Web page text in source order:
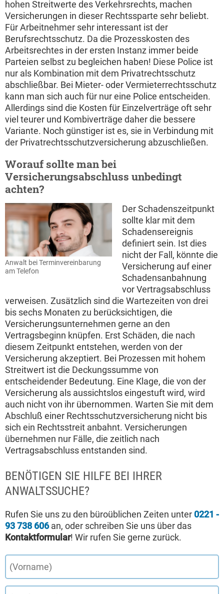
hohen Streitwerte des Verkehrsrechts, machen
Versicherungen in dieser Rechtssparte sehr beliebt.
Für Arbeitnehmer sehr interessant ist der
Berufsrechtsschutz. Da die Prozesskosten des
Arbeitsrechtes in der ersten Instanz immer beide
Parteien selbst zu begleichen haben! Diese Police ist
nur als Kombination mit dem Privatrechtsschutz
abschließbar. Bei Mieter- oder Vermieterrechtsschutz
kann man sich auch für nur eine Police entscheiden.
Allerdings sind die Kosten für Einzelverträge oft sehr
viel teurer und Kombiverträge daher die bessere
Variante. Noch günstiger ist es, sie in Verbindung mit
der Privatrechtsschutzversicherung abzuschließen.
Worauf sollte man bei
Versicherungsabschluss unbedingt
achten?
Anwalt bei Terminvereinbarung
am Telefon
Der Schadenszeitpunkt
sollte klar mit dem
Schadensereignis
definiert sein. Ist dies
nicht der Fall, könnte die
Versicherung auf einer
Schadensanbahnung
vor Vertragsabschluss
verweisen. Zusätzlich sind die Wartezeiten von drei
bis sechs Monaten zu berücksichtigen, die
Versicherungsunternehmen gerne an den
Vertragsbeginn knüpfen. Erst Schäden, die nach
diesem Zeitpunkt entstehen, werden von der
Versicherung akzeptiert. Bei Prozessen mit hohem
Streitwert ist die Deckungssumme von
entscheidender Bedeutung. Eine Klage, die von der
Versicherung als aussichtslos eingestuft wird, wird
auch nicht von ihr übernommen. Warten Sie mit dem
Abschluß einer Rechtsschutzversicherung nicht bis
sich ein Rechtsstreit anbahnt. Versicherungen
übernehmen nur Fälle, die zeitlich nach
Vertragsabschluss entstanden sind.
BENÖTIGEN SIE HILFE BEI IHRER
ANWALTSSUCHE?
Rufen Sie uns zu den büroüblichen Zeiten unter 0221 -
93 738 606an, oder schreiben Sie uns über das
Kontaktformular! Wir rufen Sie gerne zurück.